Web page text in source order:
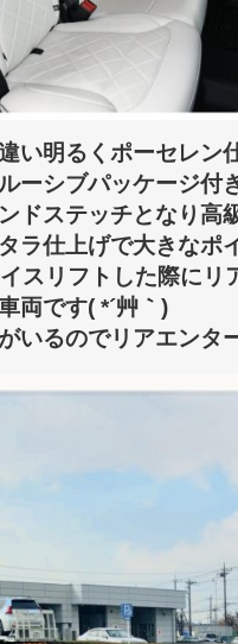
い明るくポーセレン
ーシブパッケージ付
ドステッチとなり高
ラ仕上げで大きな
スリフトした際に
両です( *´艸｀)
いるのでリアエンタ